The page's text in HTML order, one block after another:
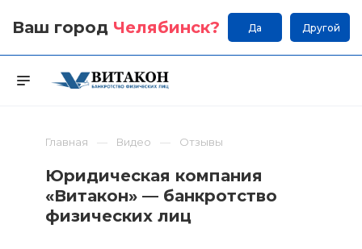
Ваш город Челябинск? Да Другой
Главная Видео Отзывы
Юридическая компания
«Витакон» — банкротство
физических лиц